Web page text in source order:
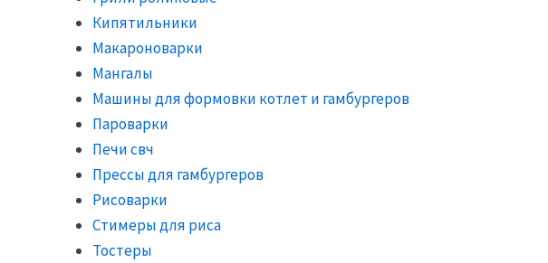
Кипятильники
Макароноварки
Мангалы
Машины для формовки котлет и гамбургеров
Пароварки
Печи свч
Прессы для гамбургеров
Рисоварки
Стимеры для риса
Тостеры